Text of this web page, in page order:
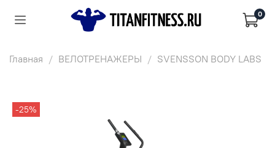
0
Главная ВЕЛОТРЕНАЖЕРЫ SVENSSON BODY LABS
-25%